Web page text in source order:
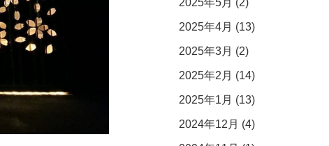
2025年5月 (2)
2025年4月 (13)
2025年3月 (2)
2025年2月 (14)
2025年1月 (13)
2024年12月 (4)